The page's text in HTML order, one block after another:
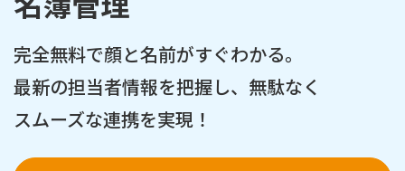
完全無料で顔と名前がすぐわかる。
最新の担当者情報を把握し、無駄なく
スムーズな連携を実現！